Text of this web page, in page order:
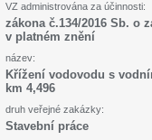
VZ administrována za účinnosti:
zákona č.134/2016 Sb. o
v platném znění
název:
Křížení vodovodu s
km 4,496
druh veřejné zakázky:
Stavební práce